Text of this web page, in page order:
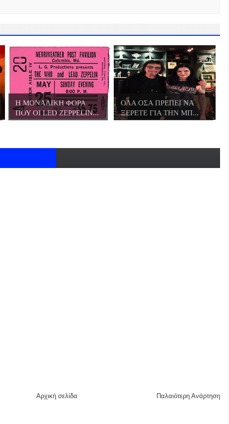
Η ΜΟΝΑΔΙΚΗ ΦΟΡΑ
ΠΟΥ ΟΙ LED ZEPPELIN...
ΟΛΑ ΟΣΑ ΠΡΕΠΕΙ ΝΑ
ΞΕΡΕΤΕ ΓΙΑ ΤΗΝ ΜΠ...
Παλαιότερη Ανάρτηση
Αρχική σελίδα